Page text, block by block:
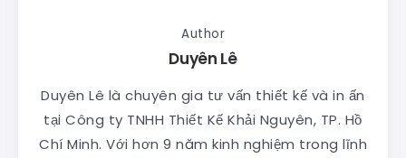
Author
Duyên Lê
Duyên Lê là chuyên gia tư vấn thiết kế và in ấn
tại Công ty TNHH Thiết Kế Khải Nguyên, TP. Hồ
Chí Minh. Với hơn 9 năm kinh nghiệm trong lĩnh